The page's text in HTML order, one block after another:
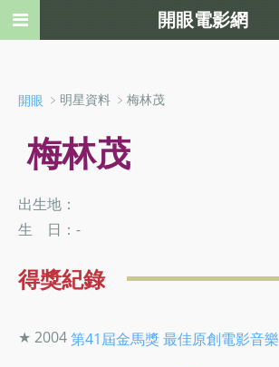
開眼 ﹥明星資料 ﹥梅林茂
梅林茂
出生地：
生 日：-
得獎紀錄
★ 2004第41屆金馬獎最佳原創電影音樂
開眼電影網